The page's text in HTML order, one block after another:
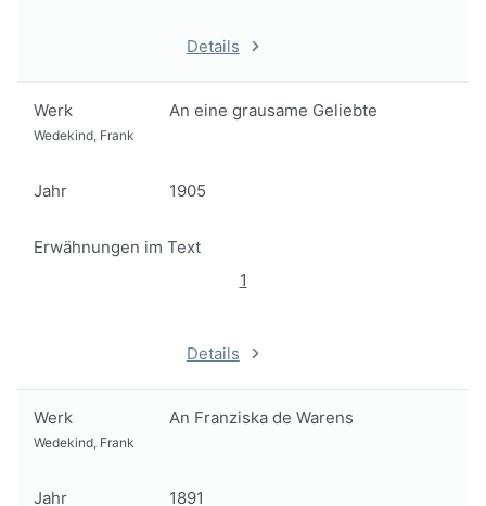
Details
Werk An eine grausame Geliebte
Wedekind, Frank
Jahr 1905
Erwähnungen im Text
1
Details
Werk An Franziska de Warens
Wedekind, Frank
Jahr 1891